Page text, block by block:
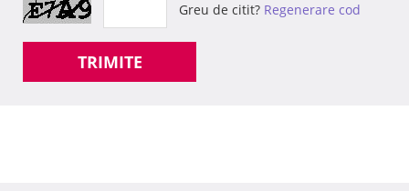
Greu de citit? Regenerare cod
TRIMITE